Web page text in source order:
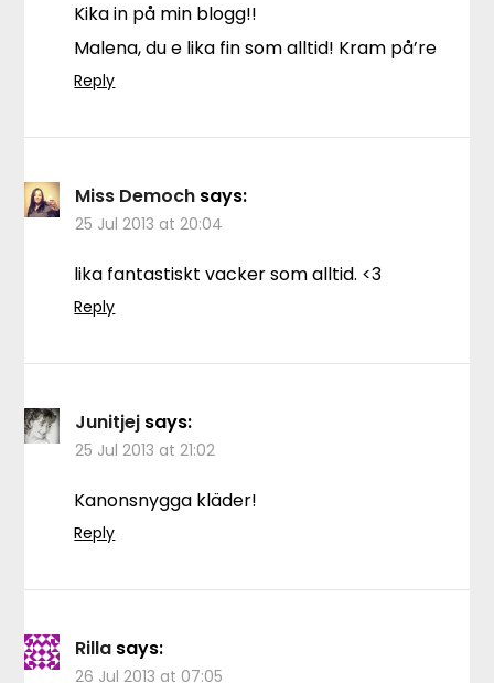
Kika in på min blogg!!
Malena, du e lika fin som alltid! Kram på’re
Reply
Miss Democh says:
25 Jul 2013 at 20:04
lika fantastiskt vacker som alltid. <3
Reply
Junitjej says:
25 Jul 2013 at 21:02
Kanonsnygga kläder!
Reply
Rilla says:
26 Jul 2013 at 07:05